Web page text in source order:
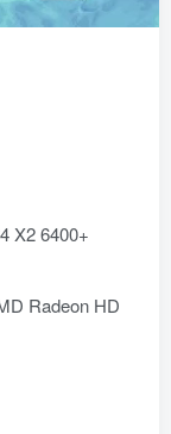
X2 6400+
Radeon HD